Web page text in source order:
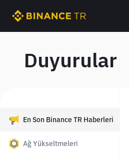
Duyurular
En Son Binance TR Haberleri
Ağ Yükseltmeleri